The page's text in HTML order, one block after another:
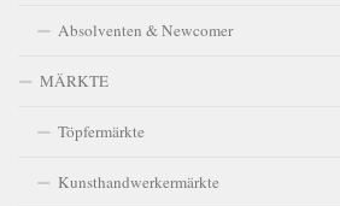
Absolventen & Newcomer
MÄRKTE
Töpfermärkte
Kunsthandwerkermärkte